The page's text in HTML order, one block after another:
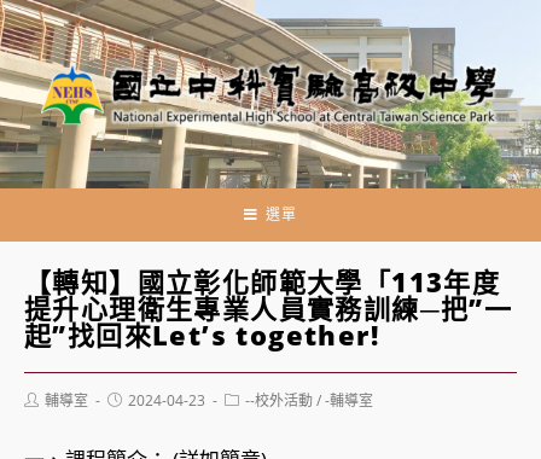
跳
轉
至
主
要
內
選單
【轉知】國立彰化師範大學「113年度
提升心理衛生專業人員實務訓練─把”一
起”找回來Let’s together!
Post輔導室
Post2024-04-23
Post--校外活動/-輔導室